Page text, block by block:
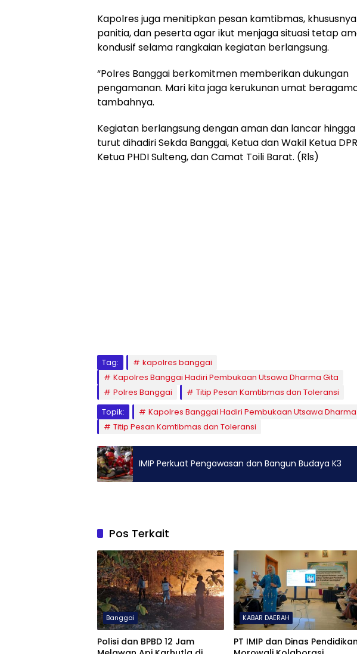
Kapolres juga menitipkan pesan kamtibmas,
panitia, dan peserta agar ikut menjaga situasi tetap
kondusif selama rangkaian kegiatan berlangsung.
“Polres Banggai berkomitmen memberikan dukungan
pengamanan. Mari kita jaga kerukunan umat
tambahnya.
Kegiatan berlangsung dengan aman dan lancar hingga
turut dihadiri Sekda Banggai, Ketua dan Wakil Ketua
Ketua PHDI Sulteng, dan Camat Toili Barat. (Rls)
Tag:
kapolres banggai
Kapolres Banggai Hadiri Pembukaan Utsawa Dharma Gita
Polres Banggai
Titip Pesan Kamtibmas dan Toleransi
Topik:
Kapolres Banggai Hadiri Pembukaan Utsawa Dharma
Titip Pesan Kamtibmas dan Toleransi
IMIP Perkuat Pengawasan dan Bangun Budaya K3
Pos Terkait
Banggai
Polisi dan BPBD 12 Jam
KABAR DAERAH
PT IMIP dan Dinas Pendidikan